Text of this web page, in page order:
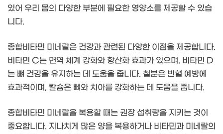
있어 우리 몸의 다양한 부분에 필요한 영양소를 제공할 수 있습
니다.
종합비타민 미네랄은 건강과 관련된 다양한 이점을 제공합니다.
비타민 C는 면역 체계 강화와 항산화 효과가 있으며, 비타민 D
는 뼈 건강을 유지하는 데 도움을 줍니다. 철분은 빈혈 예방에
효과적이며, 칼슘은 뼈와 치아를 강화하는 데 도움을 줍니다.
종합비타민 미네랄을 복용할 때는 권장 섭취량을 지키는 것이
중요합니다. 지나치게 많은 양을 복용하거나 비타민과 미네랄의